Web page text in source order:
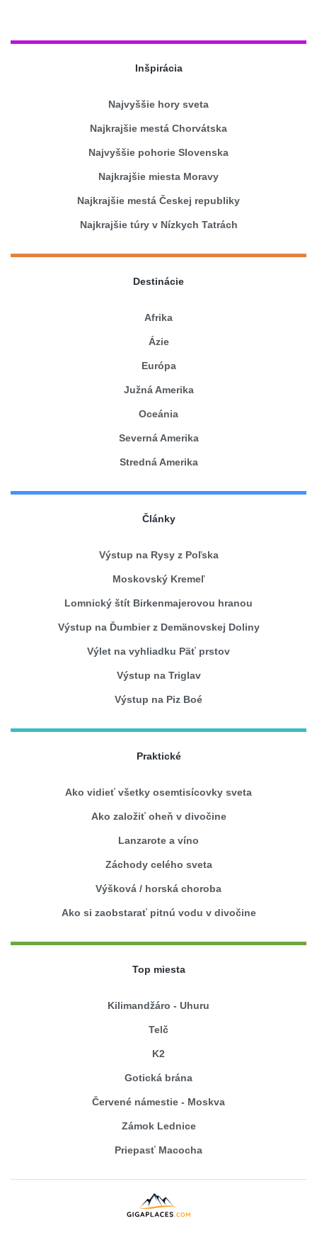
Inšpirácia
Najvyššie hory sveta
Najkrajšie mestá Chorvátska
Najvyššie pohorie Slovenska
Najkrajšie miesta Moravy
Najkrajšie mestá Českej republiky
Najkrajšie túry v Nízkych Tatrách
Destinácie
Afrika
Ázie
Európa
Južná Amerika
Oceánia
Severná Amerika
Stredná Amerika
Články
Výstup na Rysy z Poľska
Moskovský Kremeľ
Lomnický štít Birkenmajerovou hranou
Výstup na Ďumbier z Demänovskej Doliny
Výlet na vyhliadku Päť prstov
Výstup na Triglav
Výstup na Piz Boé
Praktické
Ako vidieť všetky osemtisícovky sveta
Ako založiť oheň v divočine
Lanzarote a víno
Záchody celého sveta
Výšková / horská choroba
Ako si zaobstarať pitnú vodu v divočine
Top miesta
Kilimandžáro - Uhuru
Telč
K2
Gotická brána
Červené námestie - Moskva
Zámok Lednice
Priepasť Macocha